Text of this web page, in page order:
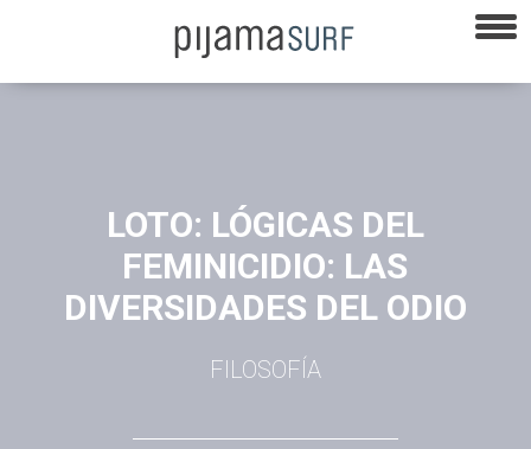
LOTO: LÓGICAS DEL
FEMINICIDIO: LAS
DIVERSIDADES DEL ODIO
FILOSOFÍA